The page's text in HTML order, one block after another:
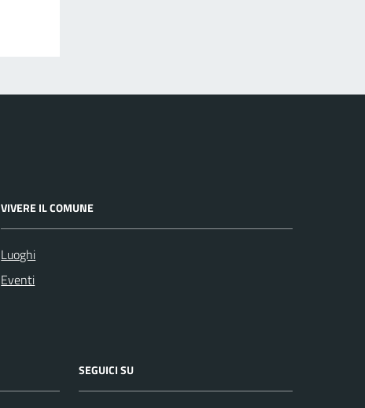
VIVERE IL COMUNE
Luoghi
Eventi
SEGUICI SU